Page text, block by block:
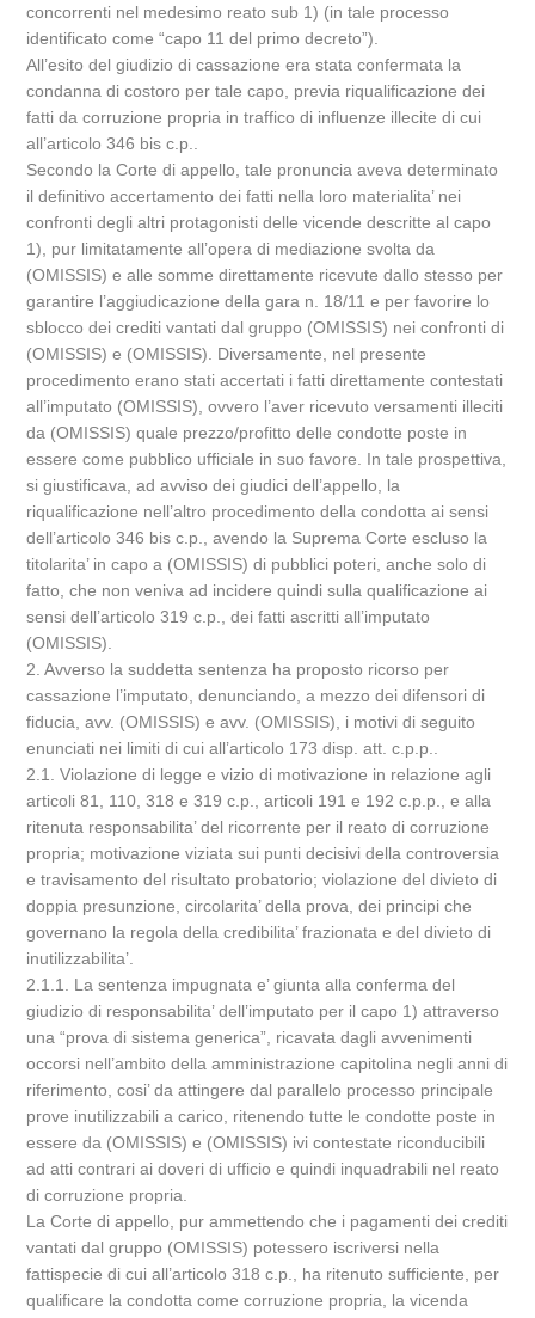
concorrenti nel medesimo reato sub 1) (in tale processo
identificato come “capo 11 del primo decreto”).
All’esito del giudizio di cassazione era stata confermata la
condanna di costoro per tale capo, previa riqualificazione dei
fatti da corruzione propria in traffico di influenze illecite di cui
all’articolo 346 bis c.p..
Secondo la Corte di appello, tale pronuncia aveva determinato
il definitivo accertamento dei fatti nella loro materialita’ nei
confronti degli altri protagonisti delle vicende descritte al capo
1), pur limitatamente all’opera di mediazione svolta da
(OMISSIS) e alle somme direttamente ricevute dallo stesso per
garantire l’aggiudicazione della gara n. 18/11 e per favorire lo
sblocco dei crediti vantati dal gruppo (OMISSIS) nei confronti di
(OMISSIS) e (OMISSIS). Diversamente, nel presente
procedimento erano stati accertati i fatti direttamente contestati
all’imputato (OMISSIS), ovvero l’aver ricevuto versamenti illeciti
da (OMISSIS) quale prezzo/profitto delle condotte poste in
essere come pubblico ufficiale in suo favore. In tale prospettiva,
si giustificava, ad avviso dei giudici dell’appello, la
riqualificazione nell’altro procedimento della condotta ai sensi
dell’articolo 346 bis c.p., avendo la Suprema Corte escluso la
titolarita’ in capo a (OMISSIS) di pubblici poteri, anche solo di
fatto, che non veniva ad incidere quindi sulla qualificazione ai
sensi dell’articolo 319 c.p., dei fatti ascritti all’imputato
(OMISSIS).
2. Avverso la suddetta sentenza ha proposto ricorso per
cassazione l’imputato, denunciando, a mezzo dei difensori di
fiducia, avv. (OMISSIS) e avv. (OMISSIS), i motivi di seguito
enunciati nei limiti di cui all’articolo 173 disp. att. c.p.p..
2.1. Violazione di legge e vizio di motivazione in relazione agli
articoli 81, 110, 318 e 319 c.p., articoli 191 e 192 c.p.p., e alla
ritenuta responsabilita’ del ricorrente per il reato di corruzione
propria; motivazione viziata sui punti decisivi della controversia
e travisamento del risultato probatorio; violazione del divieto di
doppia presunzione, circolarita’ della prova, dei principi che
governano la regola della credibilita’ frazionata e del divieto di
inutilizzabilita’.
2.1.1. La sentenza impugnata e’ giunta alla conferma del
giudizio di responsabilita’ dell’imputato per il capo 1) attraverso
una “prova di sistema generica”, ricavata dagli avvenimenti
occorsi nell’ambito della amministrazione capitolina negli anni di
riferimento, cosi’ da attingere dal parallelo processo principale
prove inutilizzabili a carico, ritenendo tutte le condotte poste in
essere da (OMISSIS) e (OMISSIS) ivi contestate riconducibili
ad atti contrari ai doveri di ufficio e quindi inquadrabili nel reato
di corruzione propria.
La Corte di appello, pur ammettendo che i pagamenti dei crediti
vantati dal gruppo (OMISSIS) potessero iscriversi nella
fattispecie di cui all’articolo 318 c.p., ha ritenuto sufficiente, per
qualificare la condotta come corruzione propria, la vicenda